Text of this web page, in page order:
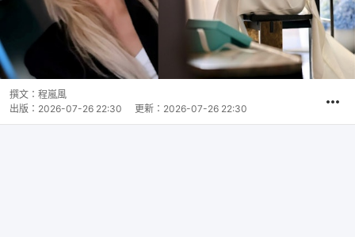
撰文： 程嵐風
出版： 2026-07-26 22:30 更新： 2026-07-26 22:30